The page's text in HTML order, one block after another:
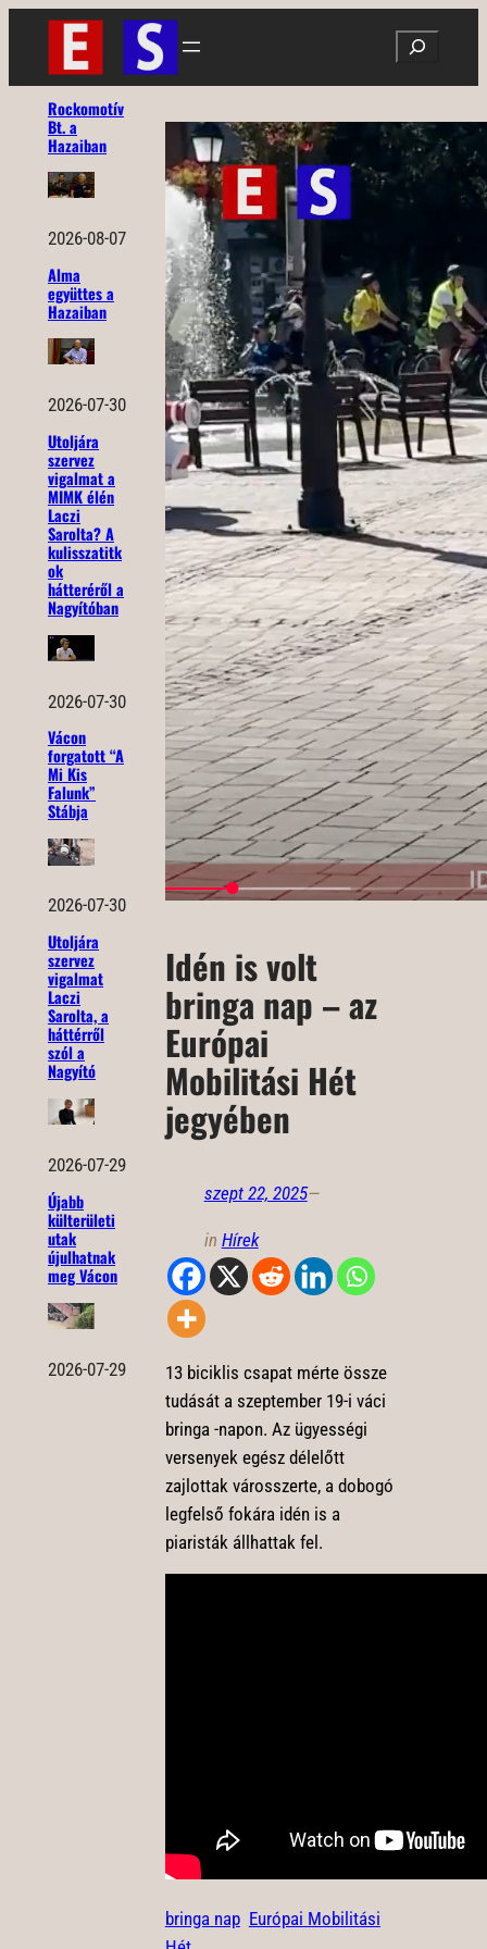
Ugrás
tartalomhoz
Search
Rockomotív
Bt. a
Hazaiban
2026-08-07
Alma
együttes a
Hazaiban
2026-07-30
Utoljára
szervez
vigalmat a
MIMK élén
Laczi
Sarolta? A
kulisszatitk
ok
hátteréről a
Nagyítóban
2026-07-30
Vácon
forgatott “A
Mi Kis
Falunk”
Stábja
2026-07-30
Utoljára
szervez
vigalmat
Laczi
Sarolta, a
háttérről
szól a
Nagyító
2026-07-29
Újabb
külterületi
utak
újulhatnak
meg Vácon
2026-07-29
Idén is volt
bringa nap – az
Európai
Mobilitási Hét
jegyében
szept 22, 2025—
in Hírek
13 biciklis csapat mérte össze
tudását a szeptember 19-i váci
bringa -napon. Az ügyességi
versenyek egész délelőtt
zajlottak városszerte, a dobogó
legfelső fokára idén is a
piaristák állhattak fel.
bringa nap Európai Mobilitási